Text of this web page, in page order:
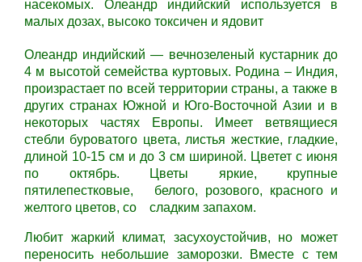
насекомых. Олеандр индийский используется в
малых дозах, высоко токсичен и ядовит
Олеандр индийский — вечнозеленый кустарник до
4 м высотой семейства куртовых. Родина – Индия,
произрастает по всей территории страны, а также в
других странах Южной и Юго-Восточной Азии и в
некоторых частях Европы. Имеет ветвящиеся
стебли буроватого цвета, листья жесткие, гладкие,
длиной 10-15 см и до 3 см шириной. Цветет с июня
по октябрь. Цветы яркие, крупные
пятилепестковые, белого, розового, красного и
желтого цветов, со сладким запахом.
Любит жаркий климат, засухоустойчив, но может
переносить небольшие заморозки. Вместе с тем